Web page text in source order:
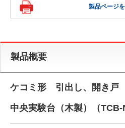
製品ページ
製品概要
ケコミ形 引出し、開き戸
中央実験台（木製）（